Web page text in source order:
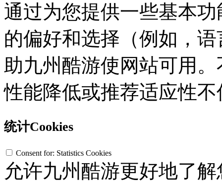
通过为您提供一些基本
的偏好和选择（例如，
助九州酷游使网站可用
性能降低或推荐适应性不
统计Cookies
Consent for: Statistics Cookies
允许九州酷游更好地了解